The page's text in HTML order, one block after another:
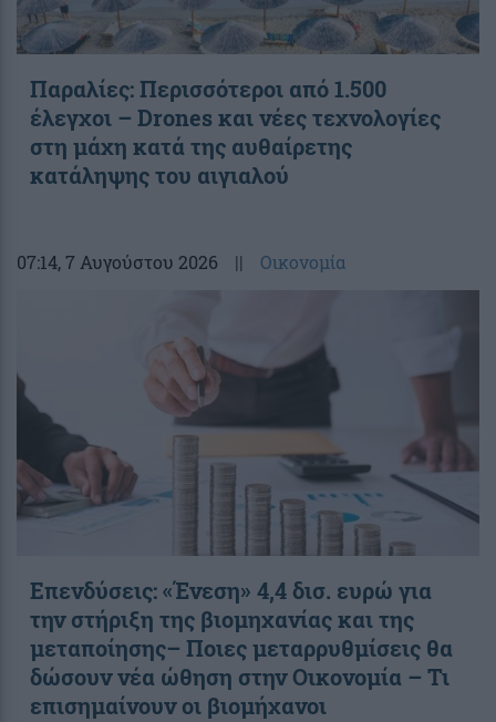
Παραλίες: Περισσότεροι από 1.500
έλεγχοι – Drones και νέες τεχνολογίες
στη μάχη κατά της αυθαίρετης
κατάληψης του αιγιαλού
07:14, 7 Αυγούστου 2026 || Οικονομία
Επενδύσεις: «Ένεση» 4,4 δισ. ευρώ για
την στήριξη της βιομηχανίας και της
μεταποίησης– Ποιες μεταρρυθμίσεις θα
δώσουν νέα ώθηση στην Οικονομία – Τι
επισημαίνουν οι βιομήχανοι